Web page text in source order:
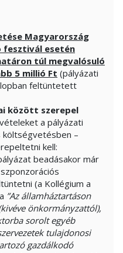
Magyarország
fesztivál esetén
túl megvalósuló
5 millió Ft (pályázati
feltüntetett
között szerepel
a pályázati
–
kell:
beadásakor már
(a Kollégium a
”Az államháztartáson
önkormányzattól),
sorolt egyéb
tulajdonosi
gazdálkodó